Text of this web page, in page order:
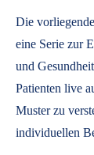
Die
eine Serie zur
und
Patienten live
Muster zu
individuellen